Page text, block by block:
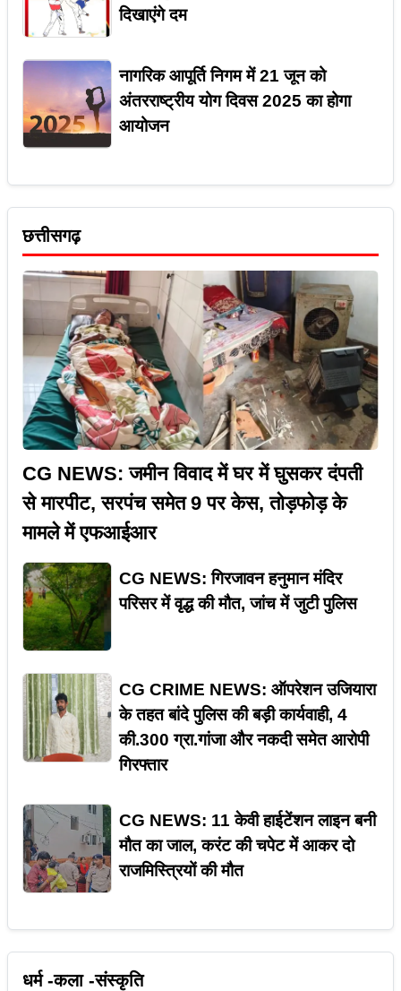
दिखाएंगे दम
नागरिक आपूर्ति निगम में 21 जून को
अंतरराष्ट्रीय योग दिवस 2025 का होगा
आयोजन
छत्तीसगढ़
CG NEWS: जमीन विवाद में घर में घुसकर दंपती
से मारपीट, सरपंच समेत 9 पर केस, तोड़फोड़ के
मामले में एफआईआर
CG NEWS: गिरजावन हनुमान मंदिर
परिसर में वृद्ध की मौत, जांच में जुटी पुलिस
CG CRIME NEWS: ऑपरेशन उजियारा
के तहत बांदे पुलिस की बड़ी कार्यवाही, 4
की.300 ग्रा.गांजा और नकदी समेत आरोपी
गिरफ्तार
CG NEWS: 11 केवी हाईटेंशन लाइन बनी
मौत का जाल, करंट की चपेट में आकर दो
राजमिस्त्रियों की मौत
धर्म -कला -संस्कृति